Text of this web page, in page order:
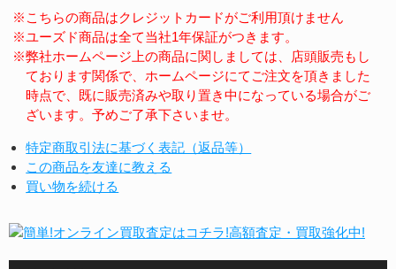
※こちらの商品はクレジットカードがご利用頂けません
※ユーズド商品は全て当社1年保証がつきます。
※弊社ホームページ上の商品に関しましては、店頭販売もし
ております関係で、ホームページにてご注文を頂きました
時点で、既に販売済みや取り置き中になっている場合がご
ざいます。予めご了承下さいませ。
特定商取引法に基づく表記（返品等）
この商品を友達に教える
買い物を続ける